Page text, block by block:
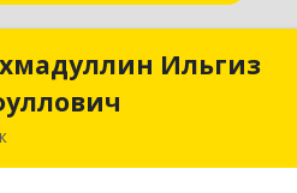
Ильгиз
Ахмадуллин Ильгиз
Лотфуллович